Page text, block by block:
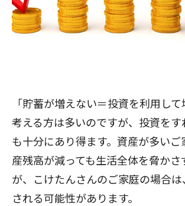
「貯蓄が増えない＝投資を利用し
考える方は多いのですが、投資をす
も十分にあり得ます。資産が多いご
産残高が減っても生活全体を脅かさ
が、こけたんさんのご家庭の場合
される可能性があります。